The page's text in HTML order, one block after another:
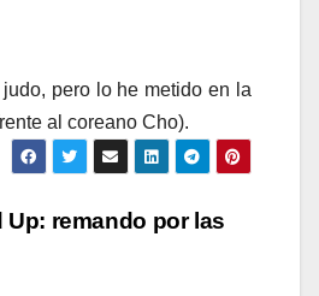
pero lo he metido en la
al coreano Cho).
Up: remando por las